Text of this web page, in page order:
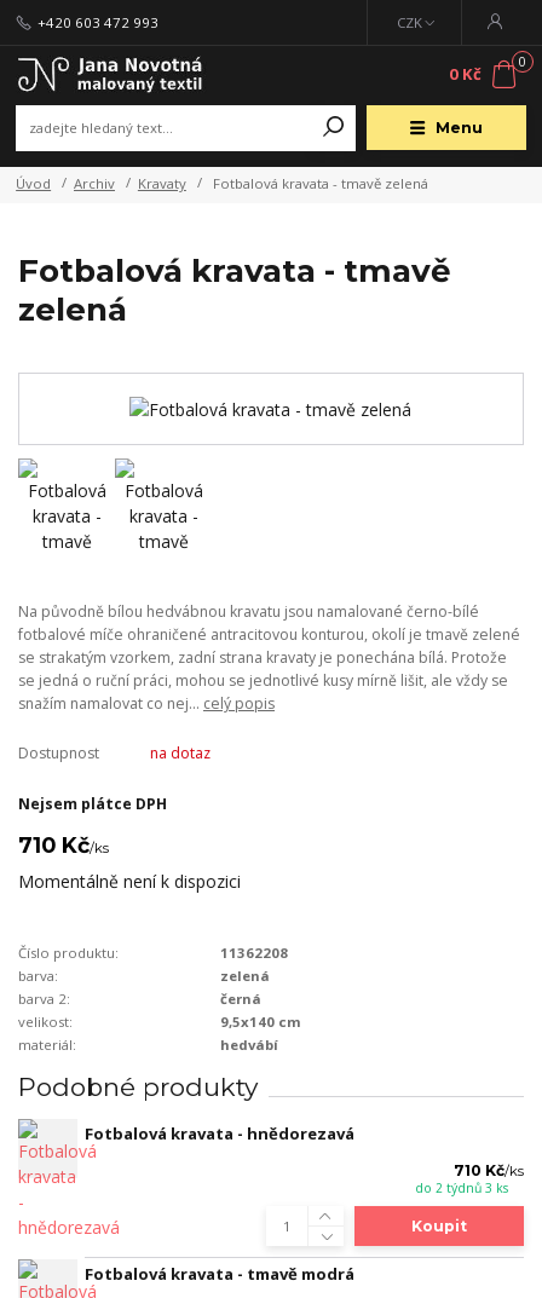
Menu
CZK
+420 603 472 993
0
0 Kč
Úvod Archiv Kravaty Fotbalová kravata - tmavě zelená
Fotbalová kravata - tmavě
zelená
Na původně bílou hedvábnou kravatu jsou namalované černo-bílé
fotbalové míče ohraničené antracitovou konturou, okolí je tmavě zelené
se strakatým vzorkem, zadní strana kravaty je ponechána bílá. Protože
se jedná o ruční práci, mohou se jednotlivé kusy mírně lišit, ale vždy se
snažím namalovat co nej... celý popis
Dostupnost na dotaz
Nejsem plátce DPH
710 Kč/ks
Momentálně není k dispozici
Číslo produktu:
11362208
barva:
zelená
barva 2:
černá
velikost:
9,5x140 cm
materiál:
hedvábí
Podobné produkty
Fotbalová kravata - hnědorezavá
710 Kč/ks
do 2 týdnů 3 ks
Koupit
Fotbalová kravata - tmavě modrá